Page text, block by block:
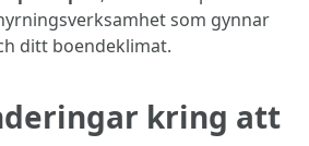
som gynnar
ditt boendeklimat.
kring att